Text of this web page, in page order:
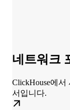
네트워크
ClickHouse에
서입니다.